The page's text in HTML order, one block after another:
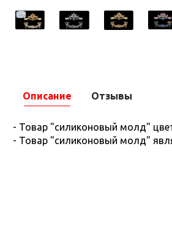
Описание
- Товар "силиконовый молд"
- Товар "силиконовый молд"
Отзывы